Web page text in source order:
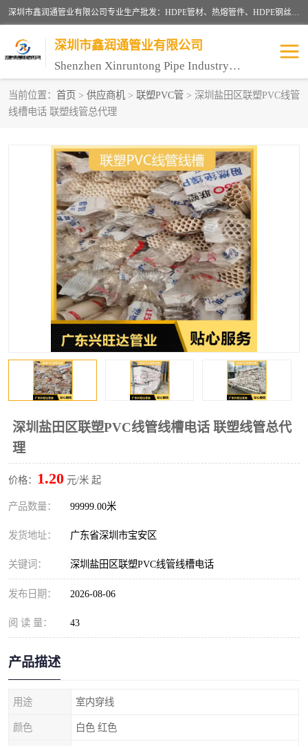
深圳市鑫润通管业有限公司专业生产批发：HDPE管材、热熔管件、HDPE钢丝骨架管、电熔管件、HDPE双壁波纹管、MPP电力管、井盖、PVC管材管件、PPR管材管件等；公司自创建以来，始终秉承“团结、务实、创新、守信”的服务宗旨，凭借专业的服务以及多年的勤奋拼搏，发展成为一家专业销售各种管材管件，绝缘电工套管及配件等系列产品的贸易公司。
深圳市鑫润通管业有限公司
Shenzhen Xinruntong Pipe Industry Co., Ltd
当前位置： 首页 > 供应商机 > 联塑PVC管 > 深圳盐田区联塑PVC线管
线槽电话 联塑线管总代理
深圳盐田区联塑PVC线管线槽电话 联塑线管总代
理
价格： 1.20 元/米 起
产品数量： 99999.00米
发货地址： 广东省深圳市宝安区
关键词： 深圳盐田区联塑PVC线管线槽电话
发布日期： 2026-08-06
阅 读 量： 43
产品描述
用途 室内穿线
颜色 白色 红色
HDPE管材给水管
HDPE双壁波纹管 HDPE电力通讯管
UPVC电力通讯管 MPP电力通信管
联塑PVC管 联塑PPR管
联塑PE管 联塑家装红蓝线管